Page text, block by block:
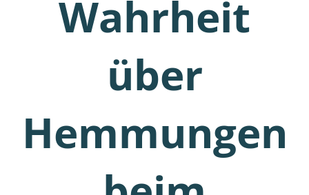
Wahrheit
über
Hemmungen